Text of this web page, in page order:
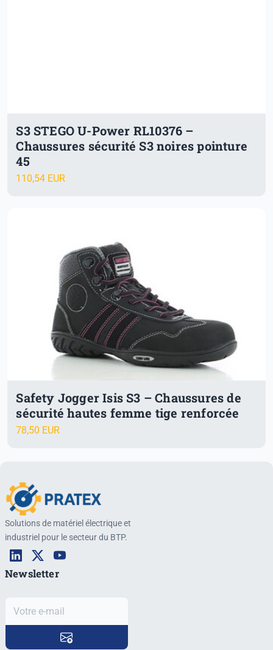
S3 STEGO U-Power RL10376 –
Chaussures sécurité S3 noires pointure
45
110,54 EUR
Safety Jogger Isis S3 – Chaussures de
sécurité hautes femme tige renforcée
78,50 EUR
Solutions de matériel électrique et
industriel pour le secteur du BTP.
Newsletter